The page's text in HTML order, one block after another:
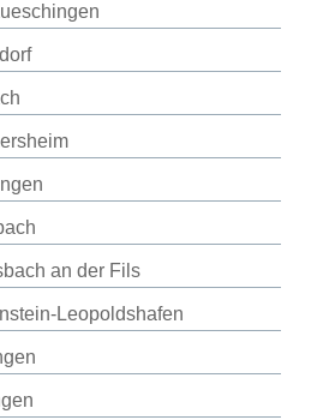
an der Fils
Leopoldshafen